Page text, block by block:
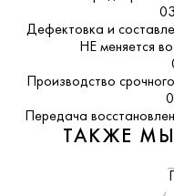
Дефектовка и
НЕ меняется
Производство
Передача
ТАКЖЕ